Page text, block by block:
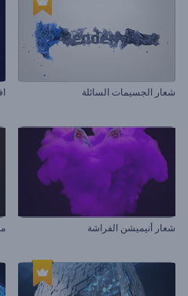
شعار الجسيمات السائلة
شعار أنيميشن الفراشة